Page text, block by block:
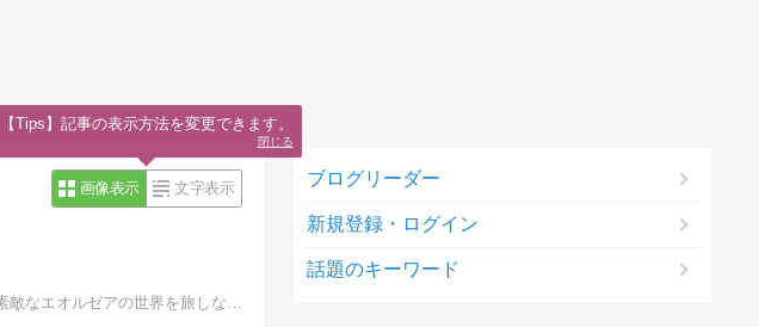
画像表示 文字表示 ブログリーダー
新規登録・ログイン
話題のキーワード
【Tips】記事の表示方法を変更できます。
閉じる